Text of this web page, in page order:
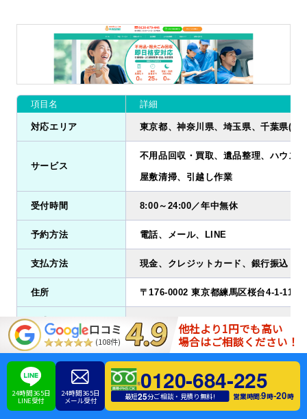
項目名 詳細
対応エリア 東京都、神奈川県、埼玉県、千葉県(北
サービス
不用品回収・買取、遺品整理、ハウス
屋敷清掃、引越し作業
受付時間 8:00～24:00／年中無休
予約方法 電話、メール、LINE
支払方法 現金、クレジットカード、銀行振込
住所 〒176-0002 東京都練馬区桜台4-1-11
公式サイト https://eco-cat.net/
エコキャットは、東京都、神奈川県、埼玉県全域と千葉県の北西
部の一部地域でサービス展開する不用品回収業者です。料金プラ
ンについては、基本的に載せ放題の定額サービスとなります。そ
口コミ
(108件)
他社より1円でも高い
場合はご相談ください！
24時間365日
LINE受付
24時間365日
メール受付
0120-684-225
最短25分ご相談・見積り無料! 営業時間:9時-20時